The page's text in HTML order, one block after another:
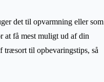
det til opvarmning eller som
at få mest muligt ud af din
til opbevaringstips, så